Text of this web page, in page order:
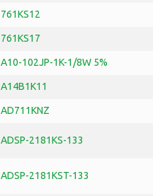
761KS12
761KS17
A10-102JP-1K-1/8W 5%
A14B1K11
AD711KNZ
ADSP-2181KS-133
ADSP-2181KST-133